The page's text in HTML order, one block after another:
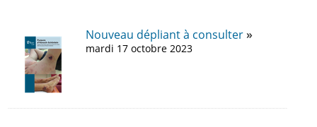
Nouveau dépliant à consulter
mardi 17 octobre 2023